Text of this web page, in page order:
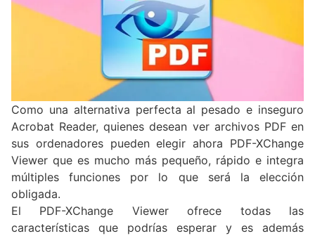
Como una alternativa perfecta al pesado e inseguro
Acrobat Reader, quienes desean ver archivos PDF en
sus ordenadores pueden elegir ahora PDF-XChange
Viewer que es mucho más pequeño, rápido e integra
múltiples funciones por lo que será la elección
obligada.
El PDF-XChange Viewer ofrece todas las
características que podrías esperar y es además